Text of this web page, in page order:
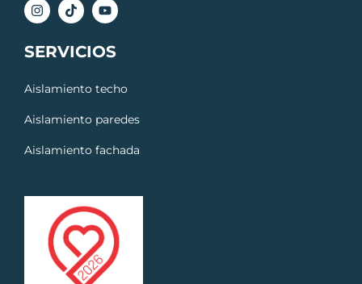
SERVICIOS
Aislamiento techo
Aislamiento paredes
Aislamiento fachada